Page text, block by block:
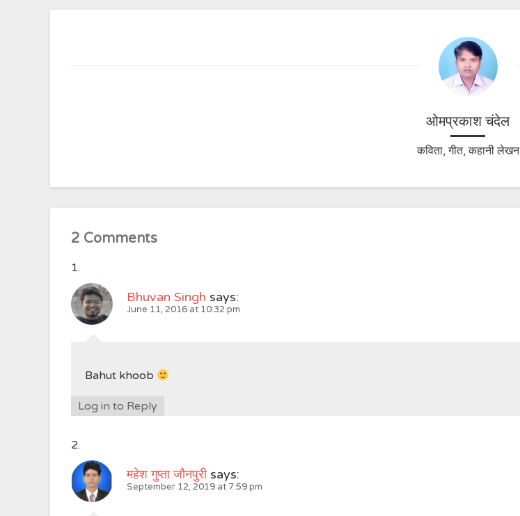
ओमप्रकाश चंदेल
कविता, गीत, कहानी लेखन
2 Comments
Bhuvan Singh says:
June 11, 2016 at 10:32 pm
Bahut khoob
Log in to Reply
महेश गुप्ता जौनपुरी says:
September 12, 2019 at 7:59 pm